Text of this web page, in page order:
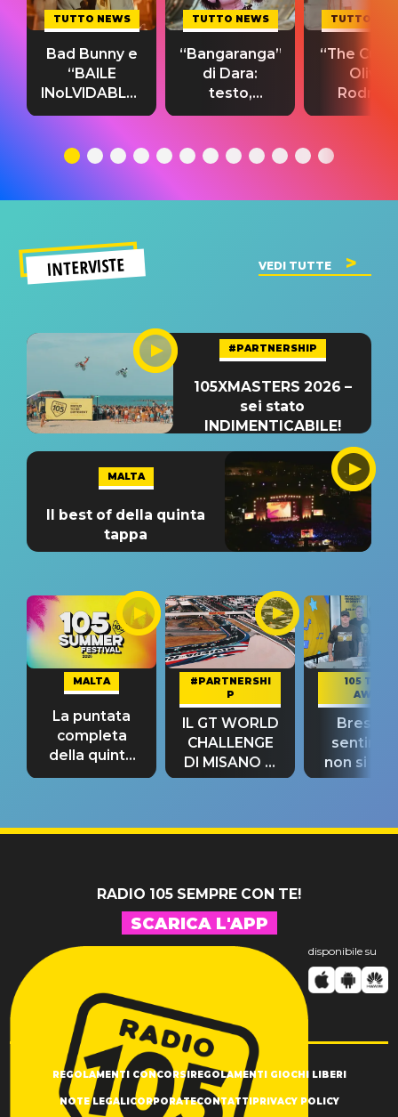
TUTTO NEWS
Bad Bunny e
“BAILE
INoLVIDABLE”:
testo,
significato
TUTTO NEWS
“Bangaranga”
di Dara:
testo,
traduzione e
del singolo
TUTTO
“The
Olivia
testo,
INTERVISTE VEDI TUTTE
#PARTNERSHIP
105XMASTERS 2026 –
sei stato
INDIMENTICABILE!
MALTA
Il best of della quinta
tappa
MALTA
La puntata
completa
della quinta
tappa
#PARTNERSHI
P
IL GT WORLD
CHALLENGE
DI MISANO si
riconferma
105 TAKE
AWAY
Bresh:
non si
fino alla
RADIO 105 SEMPRE CON TE!
SCARICA L'APP
disponibile su
REGOLAMENTI CONCORSI REGOLAMENTI GIOCHI LIBERI
NOTE LEGALI CORPORATECONTATTI PRIVACY POLICY